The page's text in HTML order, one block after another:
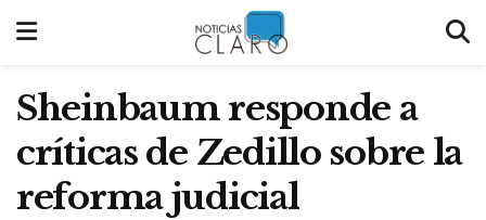
Sheinbaum responde a
críticas de Zedillo sobre la
reforma judicial